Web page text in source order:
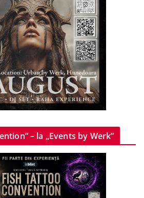
– la „Events by Werk”